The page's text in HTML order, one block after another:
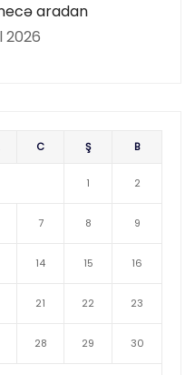
aradan
2026
C Ş B
1 2
7 8 9
14 15 16
21 22 23
28 29 30